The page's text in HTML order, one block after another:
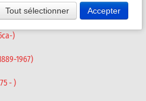
(1982 - )
)
1967)
- )
Tout sélectionner Accepter